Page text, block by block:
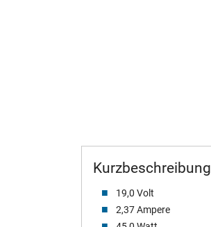
Kurzbeschreibung
19,0 Volt
2,37 Ampere